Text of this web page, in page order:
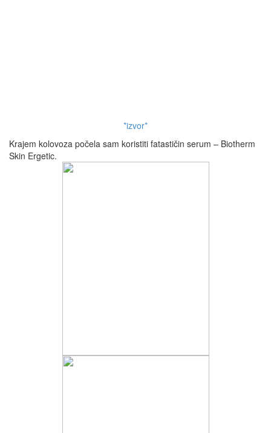
*izvor*
Krajem kolovoza počela sam koristiti fatastičin serum – Biotherm
Skin Ergetic.